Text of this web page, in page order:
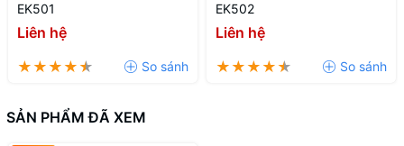
EK501
Liên hệ
EK502
Liên hệ
SẢN PHẨM ĐÃ XEM